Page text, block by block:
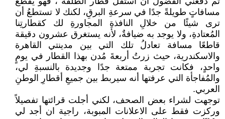
مسافاتٍ طويلةً جدًا في سرعةِ البرقِ، لكنك لا تستطعُ أن
ترى شيئًا من خلالِ النافذةِ المجاورةِ لك كقطارتِنا
المُعتادةِ، ولا يوجد به ضيافةٌ، لأنه يستغرق عشرون دقيقة
قاطعًا مسافة تعادلُ تلك التي بين مدينتي القاهرة
والاسكندرية، حيث زرتُ أربعةَ مُدن بهذا القطار في يومٍ
واحدٍ، فكانت تجربة ممتعة جدًا وجديدة بالنسبةِ لي،
والمُفاجأة التي عرفتها أنه سيربط بين جميعِ أقطارِ الوطنِ
العربي.
توجهت لشراء بعض الصحف، لكني أجلت قرائتها تفصيلاً
وركزت فقط على الاعلانات المبوبة، راجية ان أجد لي